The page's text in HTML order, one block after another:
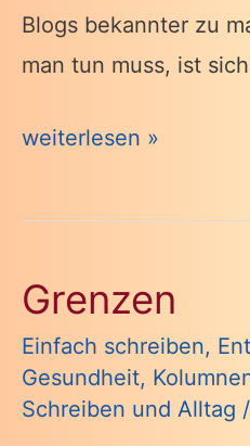
Blogs bekannter zu
man tun muss, ist
Wie
Blog.
Für
den
„Liebster
Award“.
weiterlesen »
Grenzen
Einfach schreiben,
Gesundheit,
Schreiben und Alltag